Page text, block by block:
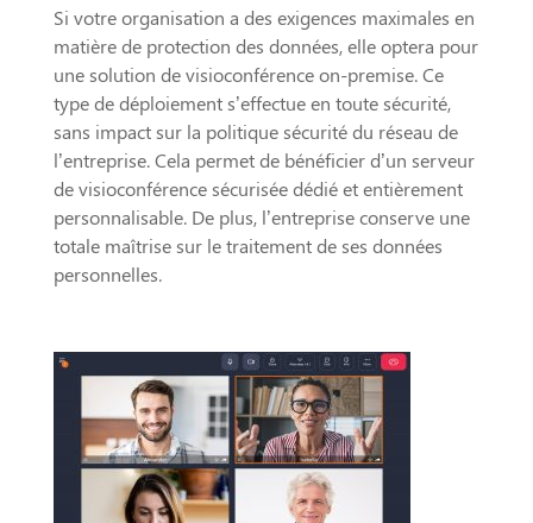
Si votre organisation a des exigences maximales en
matière de protection des données, elle optera pour
une solution de visioconférence on-premise. Ce
type de déploiement s’effectue en toute sécurité,
sans impact sur la politique sécurité du réseau de
l’entreprise. Cela permet de bénéficier d’un serveur
de visioconférence sécurisée dédié et entièrement
personnalisable. De plus, l’entreprise conserve une
totale maîtrise sur le traitement de ses données
personnelles.